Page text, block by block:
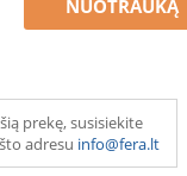
NUOTRAUKĄ
prekę, susisiekite
adresu info@fera.lt